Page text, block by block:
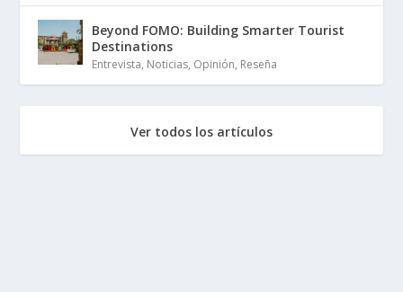
Beyond FOMO: Building Smarter Tourist
Destinations
Entrevista, Noticias, Opinión, Reseña
Ver todos los artículos